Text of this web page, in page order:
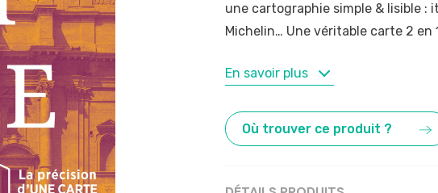
une cartographie simple & lisible
Michelin… Une véritable carte 2 en
MOTS-CLÉS
En savoir plus
Où trouver ce produit ?